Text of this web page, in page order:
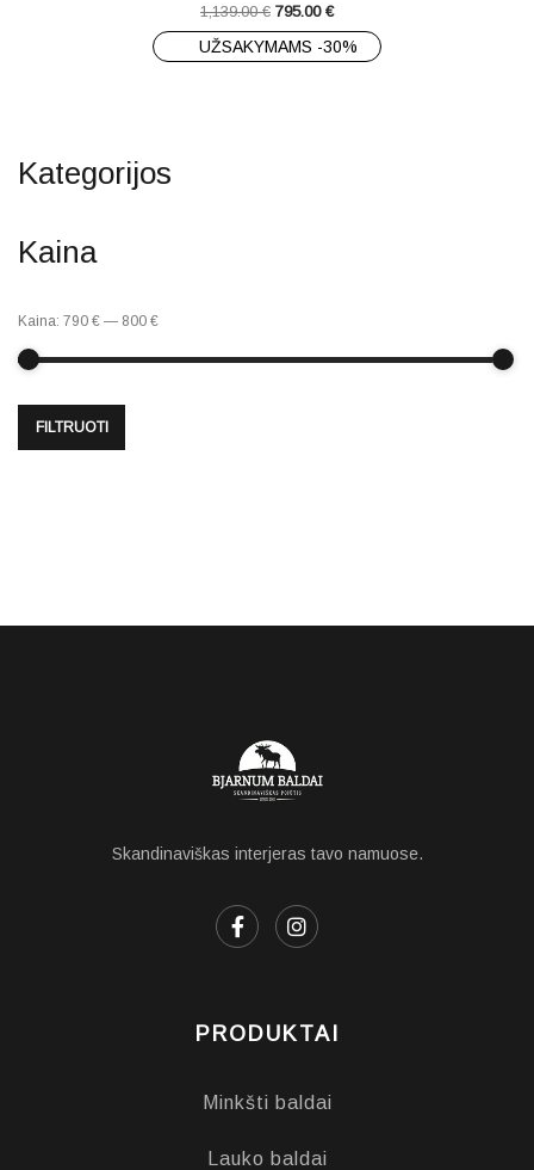
1,139.00€ 795.00 €
UŽSAKYMAMS -30%
Kategorijos
Kaina
FILTRUOTI
Kaina: 790 € — 800 €
Skandinaviškas interjeras tavo namuose.
PRODUKTAI
Minkšti baldai
Lauko baldai